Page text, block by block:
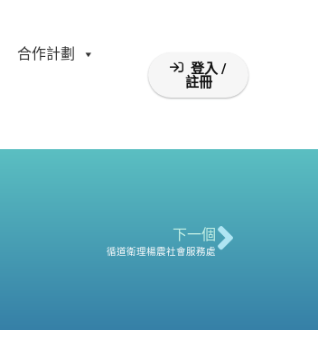
合作計劃
登入 /
註冊
下一個
循道衛理楊震社會服務處